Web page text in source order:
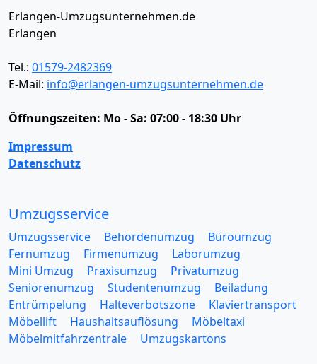
Erlangen-Umzugsunternehmen.de
Erlangen
Tel.: 01579-2482369
E-Mail: info@erlangen-umzugsunternehmen.de
Öffnungszeiten: Mo - Sa: 07:00 - 18:30 Uhr
Impressum
Datenschutz
Umzugsservice
Umzugsservice Behördenumzug
Büroumzug
Fernumzug
Firmenumzug
Laborumzug
Mini Umzug
Praxisumzug
Privatumzug
Seniorenumzug
Studentenumzug
Beiladung
Entrümpelung
Halteverbotszone
Klaviertransport
Möbellift
Haushaltsauflösung
Möbeltaxi
Möbelmitfahrzentrale
Umzugskartons